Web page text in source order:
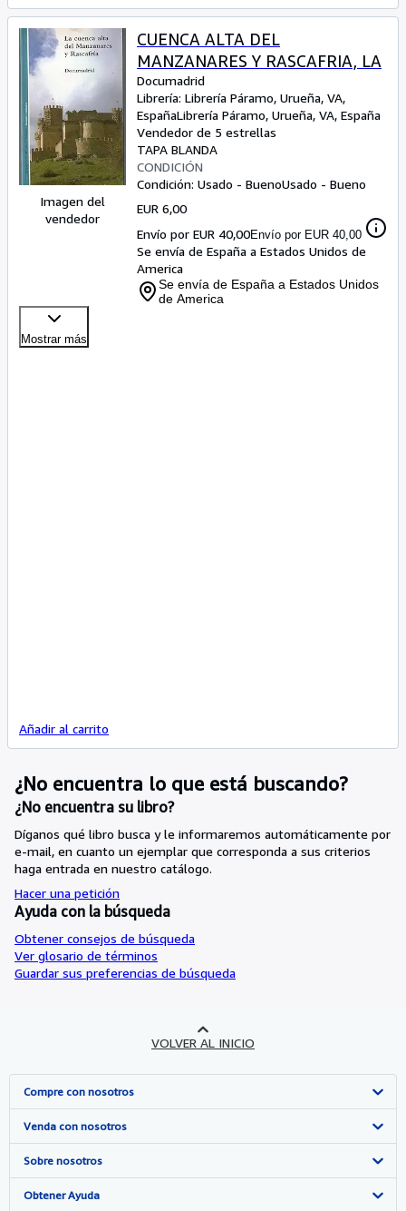
Imagen del
vendedor
CUENCA ALTA DEL
MANZANARES Y RASCAFRIA, LA
Documadrid
Librería: Librería Páramo, Urueña, VA,
EspañaLibrería Páramo, Urueña, VA, España
Vendedor de 5 estrellas
TAPA BLANDA
CONDICIÓN
Condición: Usado - BuenoUsado - Bueno
EUR 6,00
Envío por EUR 40,00Envío por EUR 40,00
Se envía de España a Estados Unidos de
America
Se envía de España a Estados Unidos
de America
Mostrar más
Añadir al carrito
¿No encuentra lo que está buscando?
¿No encuentra su libro?
Díganos qué libro busca y le informaremos automáticamente por
e-mail, en cuanto un ejemplar que corresponda a sus criterios
haga entrada en nuestro catálogo.
Hacer una petición
Ayuda con la búsqueda
Obtener consejos de búsqueda
Ver glosario de términos
Guardar sus preferencias de búsqueda
VOLVER AL INICIO
Compre con nosotros
Búsqueda avanzada
Colecciones
Mi cuenta
Venda con nosotros
Comenzar a vender
Únase a nuestro programa de afiliados
Sobre nosotros
Sobre IberLibro
Obtener Ayuda